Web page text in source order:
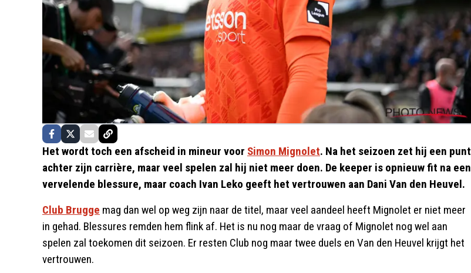
Het wordt toch een afscheid in mineur voor Simon Mignolet. Na het seizoen zet hij een punt
achter zijn carrière, maar veel spelen zal hij niet meer doen. De keeper is opnieuw fit na een
vervelende blessure, maar coach Ivan Leko geeft het vertrouwen aan Dani Van den Heuvel.
Club Brugge mag dan wel op weg zijn naar de titel, maar veel aandeel heeft Mignolet er niet meer
in gehad. Blessures remden hem flink af. Het is nu nog maar de vraag of Mignolet nog wel aan
spelen zal toekomen dit seizoen. Er resten Club nog maar twee duels en Van den Heuvel krijgt het
vertrouwen.